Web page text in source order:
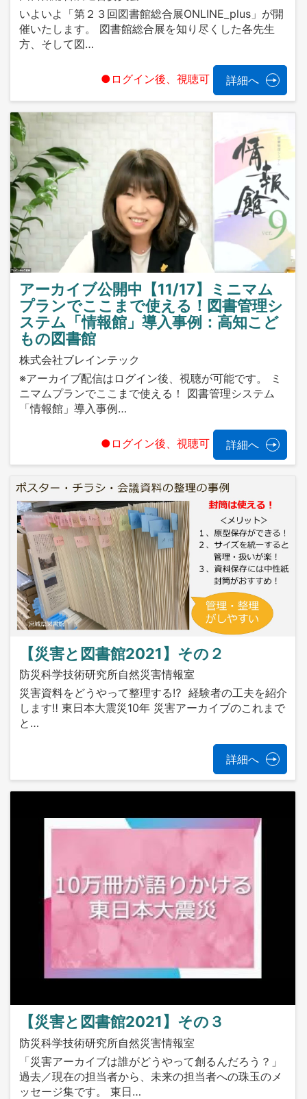
いよいよ「第２３回図書館総合展ONLINE_plus」が開
催いたします。 図書館総合展を知り尽くした各先生
方、そして図…
●ログイン後、視聴可 詳細へ
アーカイブ公開中【11/17】ミニマム
プランでここまで使える！図書管理シ
ステム「情報館」導入事例：高知こど
もの図書館
株式会社ブレインテック
※アーカイブ配信はログイン後、視聴が可能です。 ミ
ニマムプランでここまで使える！ 図書管理システム
「情報館」導入事例…
●ログイン後、視聴可 詳細へ
【災害と図書館2021】その２
防災科学技術研究所自然災害情報室
災害資料をどうやって整理する⁉ 経験者の工夫を紹介
します‼ 東日本大震災10年 災害アーカイブのこれまで
と…
詳細へ
【災害と図書館2021】その３
防災科学技術研究所自然災害情報室
「災害アーカイブは誰がどうやって創るんだろう？」
過去／現在の担当者から、未来の担当者への珠玉のメ
ッセージ集です。 東日…